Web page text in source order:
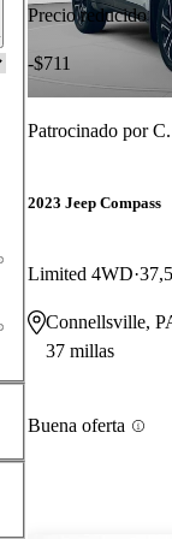
Precio reducido
-$711
Patrocinado porC.
2023 Jeep Compass
Limited 4WD
Connellsville,
37 millas
Buena oferta